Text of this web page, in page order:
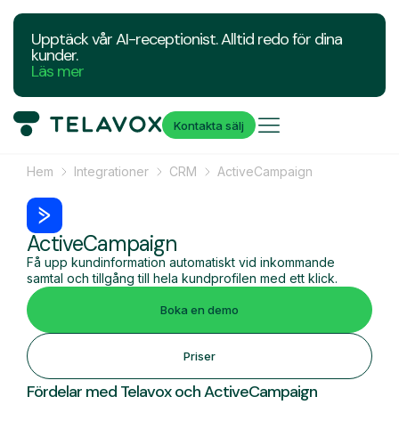
Upptäck vår AI-receptionist. Alltid redo för dina
kunder.
Läs mer
Kontakta sälj
Hem Integrationer CRM ActiveCampaign
ActiveCampaign
Få upp kundinformation automatiskt vid inkommande
samtal och tillgång till hela kundprofilen med ett klick.
Boka en demo
Priser
Fördelar med Telavox och ActiveCampaign